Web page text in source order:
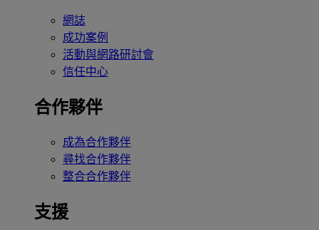
網誌
成功案例
活動與網路研討會
信任中心
合作夥伴
成為合作夥伴
尋找合作夥伴
整合合作夥伴
支援